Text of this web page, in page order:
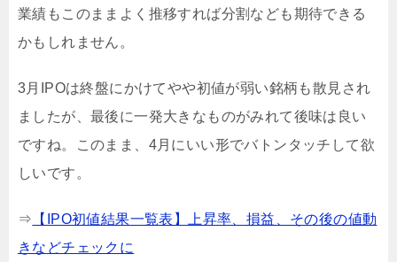
業績もこのままよく推移すれば分割なども期待できる
かもしれません。
3月IPOは終盤にかけてやや初値が弱い銘柄も散見され
ましたが、最後に一発大きなものがみれて後味は良い
ですね。このまま、4月にいい形でバトンタッチして欲
しいです。
⇒ 【IPO初値結果一覧表】上昇率、損益、その後の値動
きなどチェックに